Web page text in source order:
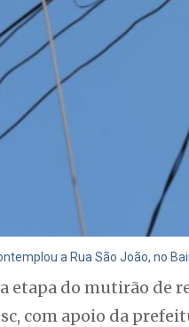
a Rua São João, no
etapa do mutirão de
com apoio da